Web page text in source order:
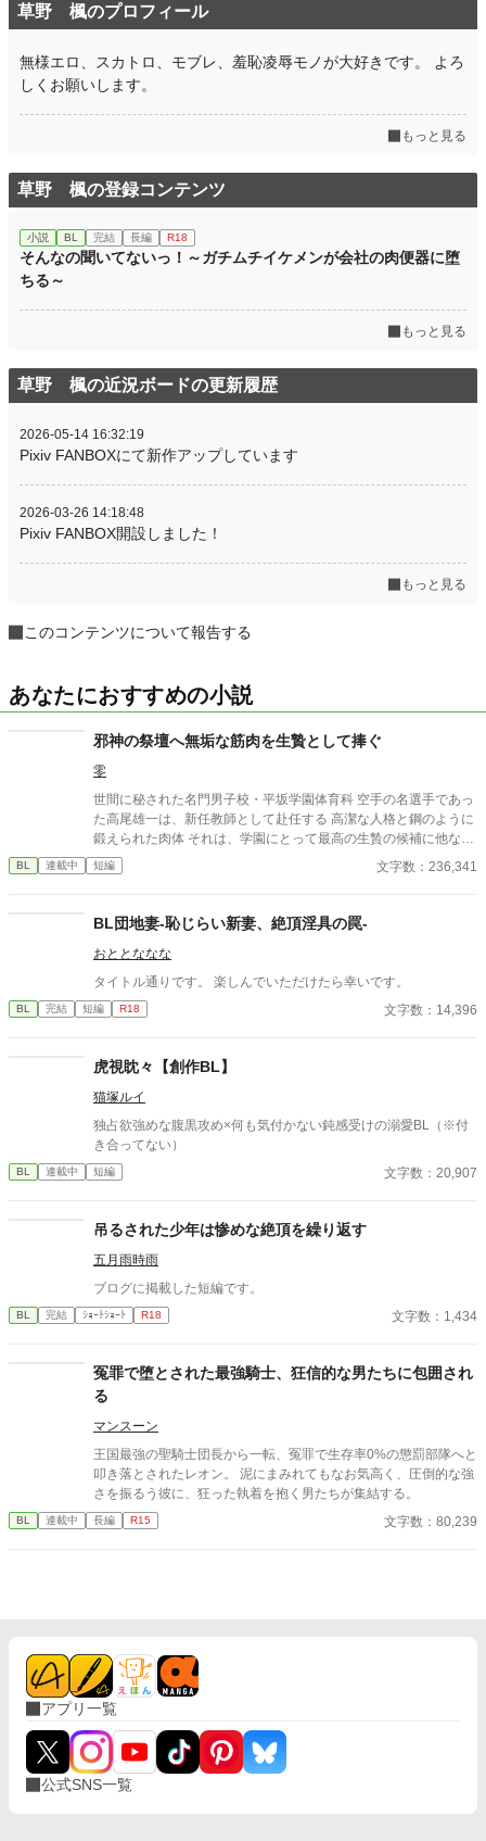
草野 楓のプロフィール
無様エロ、スカトロ、モブレ、羞恥凌辱モノが大好きです。 よろ
しくお願いします。
もっと見る
草野 楓の登録コンテンツ
小説 BL 完結 長編 R18
そんなの聞いてないっ！～ガチムチイケメンが会社の肉便器に堕
ちる～
もっと見る
草野 楓の近況ボードの更新履歴
2026-05-14 16:32:19
Pixiv FANBOXにて新作アップしています
2026-03-26 14:18:48
Pixiv FANBOX開設しました！
もっと見る
このコンテンツについて報告する
あなたにおすすめの小説
邪神の祭壇へ無垢な筋肉を生贄として捧ぐ
零
世間に秘された名門男子校・平坂学園体育科 空手の名選手であっ
た高尾雄一は、新任教師として赴任する 高潔な人格と鋼のように
鍛えられた肉体 それは、学園にとって最高の生贄の候補に他なら
なかった 至高の筋肉を持つ、精神を削られ意志をなくした青年を
太古の神に捧げるため、“水”、“風”、“土”の信奉者達が暗躍する 意
校で繰り広げられるダークファンタジー
BL 連載中 短編 文字数：236,341
BL団地妻-恥じらい新妻、絶頂淫具の罠-
おととななな
タイトル通りです。 楽しんでいただけたら幸いです。
BL 完結 短編 R18 文字数：14,396
虎視眈々【創作BL】
猫塚ルイ
独占欲強めな腹黒攻め×何も気付かない鈍感受けの溺愛BL（※付
き合ってない）
BL 連載中 短編 文字数：20,907
吊るされた少年は惨めな絶頂を繰り返す
五月雨時雨
ブログに掲載した短編です。
BL 完結 ｼｮｰﾄｼｮｰﾄ R18 文字数：1,434
冤罪で堕とされた最強騎士、狂信的な男たちに包囲され
る
マンスーン
​王国最強の聖騎士団長から一転、冤罪で生存率0%の懲罰部隊へと
叩き落とされたレオン。 泥にまみれてもなお気高く、圧倒的な強
さを振るう彼に、狂った執着を抱く男たちが集結する。
BL 連載中 長編 R15 文字数：80,239
アプリ一覧
公式SNS一覧